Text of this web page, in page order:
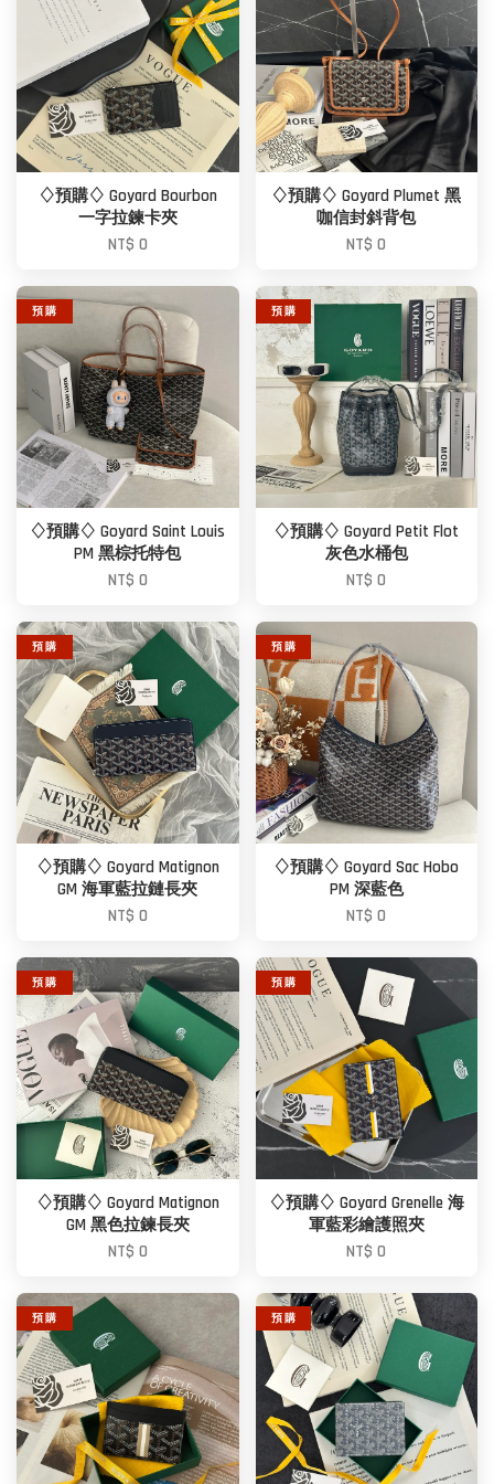
♢預購♢ Goyard Bourbon
一字拉鍊卡夾
NT$ 0
♢預購♢ Goyard Plumet 黑
咖信封斜背包
NT$ 0
預 購
♢預購♢ Goyard Saint Louis
PM 黑棕托特包
NT$ 0
預 購
♢預購♢ Goyard Petit Flot
灰色水桶包
NT$ 0
預 購
♢預購♢ Goyard Matignon
GM 海軍藍拉鏈長夾
NT$ 0
預 購
♢預購♢ Goyard Sac Hobo
PM 深藍色
NT$ 0
預 購
♢預購♢ Goyard Matignon
GM 黑色拉鍊長夾
NT$ 0
預 購
♢預購♢ Goyard Grenelle 海
軍藍彩繪護照夾
NT$ 0
預 購 預 購